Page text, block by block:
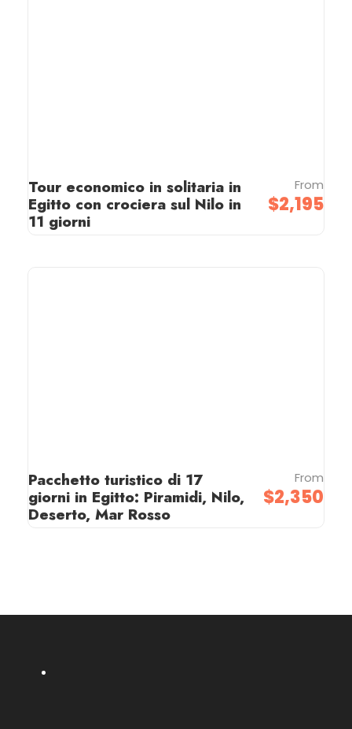
Tour economico in solitaria in
Egitto con crociera sul Nilo in
11 giorni
From
$2,195
Pacchetto turistico di 17
giorni in Egitto: Piramidi, Nilo,
Deserto, Mar Rosso
From
$2,350